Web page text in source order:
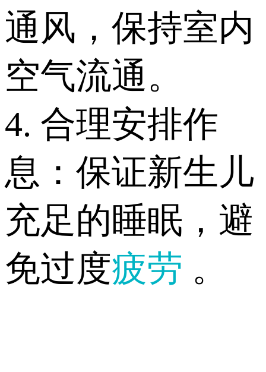
通风，保持室内
空气流通。
4. 合理安排作
息：保证新生儿
充足的睡眠，避
免过度疲劳 。